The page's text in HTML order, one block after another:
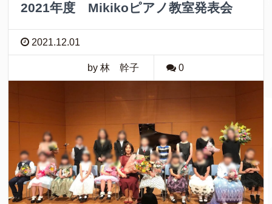
2021年度 Mikikoピアノ教室発表会
2021.12.01
by 林 幹子 0